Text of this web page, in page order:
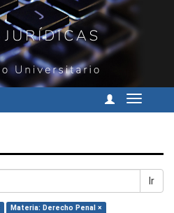
Cambiar
Ir
Materia: Derecho Penal ×